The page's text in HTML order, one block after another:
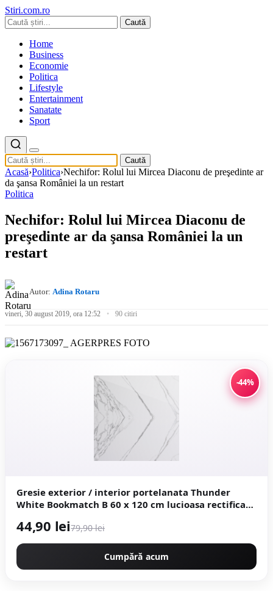
Stiri.com.ro
Caută
Home
Business
Economie
Politica
Lifestyle
Entertainment
Sanatate
Sport
Caută
Acasă›Politica›Nechifor: Rolul lui Mircea Diaconu de preşedinte ar
da şansa României la un restart
Politica
Nechifor: Rolul lui Mircea Diaconu de
preşedinte ar da şansa României la un
restart
Autor: Adina Rotaru
vineri, 30 august 2019, ora 12:52 90 citiri
-44%
Gresie exterior / interior portelanata Thunder
White Bookmatch B 60 x 120 cm lucioasa rectificata
44,90 lei79,90 lei
Cumpără acum